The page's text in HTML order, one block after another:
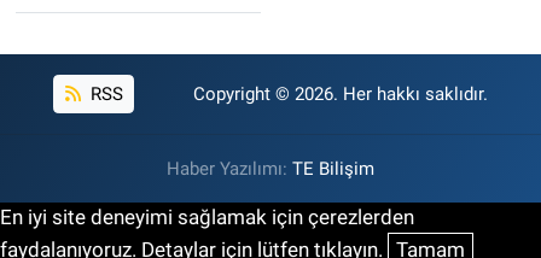
RSS Copyright © 2026. Her hakkı saklıdır.
Haber Yazılımı: TE Bilişim
En iyi site deneyimi sağlamak için çerezlerden
faydalanıyoruz. Detaylar için lütfen tıklayın. Tamam